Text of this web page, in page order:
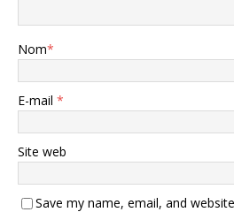
Nom*
E-mail *
Site web
Save my name, email, and